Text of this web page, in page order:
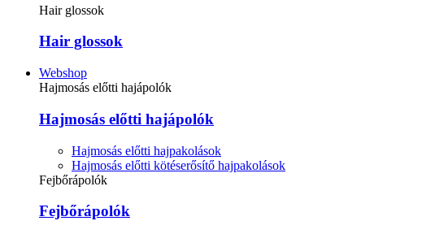
Hair glossok
Hair glossok
Webshop
Hajmosás előtti hajápolók
Hajmosás előtti hajápolók
Hajmosás előtti hajpakolások
Hajmosás előtti kötéserősítő hajpakolások
Fejbőrápolók
Fejbőrápolók